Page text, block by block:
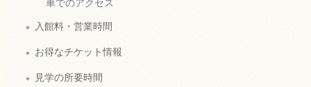
車でのアクセス
入館料・営業時間
お得なチケット情報
見学の所要時間